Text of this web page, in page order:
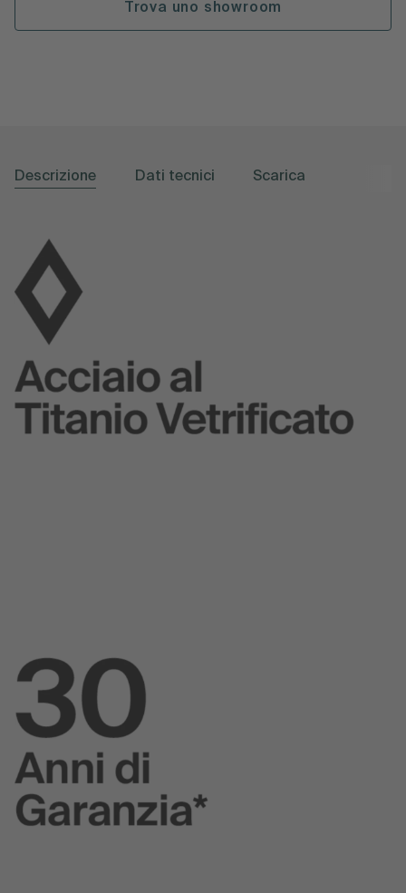
Trova uno showroom
Descrizione Dati tecnici Scarica